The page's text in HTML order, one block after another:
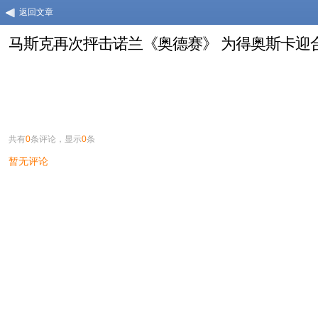
返回文章
马斯克再次抨击诺兰《奥德赛》 为得奥斯卡迎
共有0条评论，显示0条
暂无评论